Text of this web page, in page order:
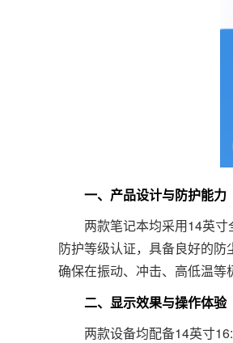
一、产品设计与防护能力
两款笔记本均采用14英寸
防护等级认证，具备良好的防
确保在振动、冲击、高低温等
二、显示效果与操作体验
两款设备均配备14英寸